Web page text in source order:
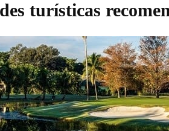
turísticas